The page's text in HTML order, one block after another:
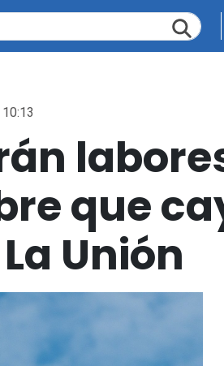
que
Unión